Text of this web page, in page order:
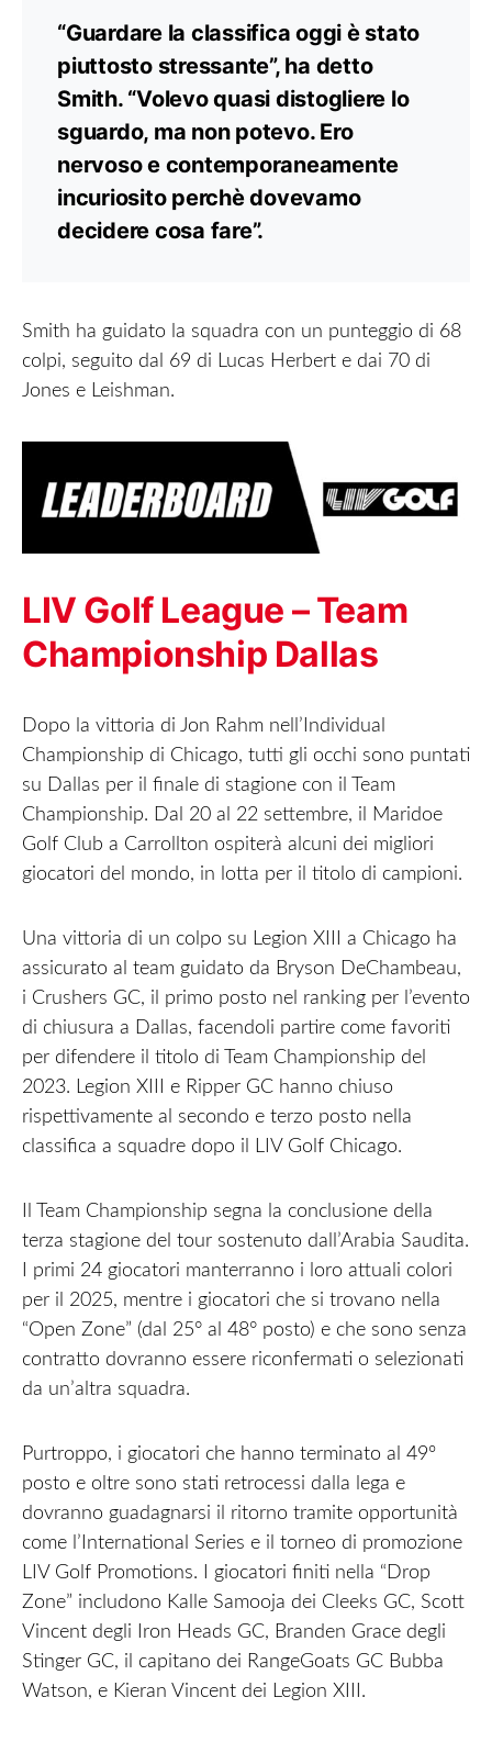
“Guardare la classifica oggi è stato
piuttosto stressante”, ha detto
Smith. “Volevo quasi distogliere lo
sguardo, ma non potevo. Ero
nervoso e contemporaneamente
incuriosito perchè dovevamo
decidere cosa fare”.
Smith ha guidato la squadra con un punteggio di 68
colpi, seguito dal 69 di Lucas Herbert e dai 70 di
Jones e Leishman.
LIV Golf League – Team
Championship Dallas
Dopo la vittoria di Jon Rahm nell’Individual
Championship di Chicago, tutti gli occhi sono puntati
su Dallas per il finale di stagione con il Team
Championship. Dal 20 al 22 settembre, il Maridoe
Golf Club a Carrollton ospiterà alcuni dei migliori
giocatori del mondo, in lotta per il titolo di campioni.
Una vittoria di un colpo su Legion XIII a Chicago ha
assicurato al team guidato da Bryson DeChambeau,
i Crushers GC, il primo posto nel ranking per l’evento
di chiusura a Dallas, facendoli partire come favoriti
per difendere il titolo di Team Championship del
2023. Legion XIII e Ripper GC hanno chiuso
rispettivamente al secondo e terzo posto nella
classifica a squadre dopo il LIV Golf Chicago.
Il Team Championship segna la conclusione della
terza stagione del tour sostenuto dall’Arabia Saudita.
I primi 24 giocatori manterranno i loro attuali colori
per il 2025, mentre i giocatori che si trovano nella
“Open Zone” (dal 25° al 48° posto) e che sono senza
contratto dovranno essere riconfermati o selezionati
da un’altra squadra.
Purtroppo, i giocatori che hanno terminato al 49º
posto e oltre sono stati retrocessi dalla lega e
dovranno guadagnarsi il ritorno tramite opportunità
come l’International Series e il torneo di promozione
LIV Golf Promotions. I giocatori finiti nella “Drop
Zone” includono Kalle Samooja dei Cleeks GC, Scott
Vincent degli Iron Heads GC, Branden Grace degli
Stinger GC, il capitano dei RangeGoats GC Bubba
Watson, e Kieran Vincent dei Legion XIII.